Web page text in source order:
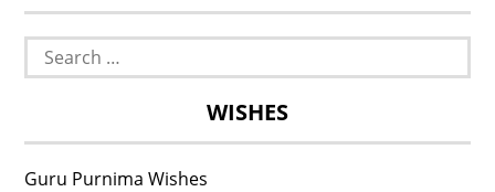
Search
for:
WISHES
Guru Purnima Wishes